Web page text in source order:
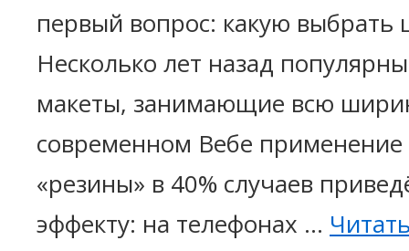
первый вопрос: какую выбрать
Несколько лет назад
макеты, занимающие всю
современном Вебе
«резины» в 40% случаев
эффекту: на телефонах …